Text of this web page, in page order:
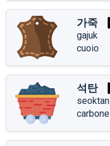
가죽
gajuk
cuoio
석탄
seoktan
carbone